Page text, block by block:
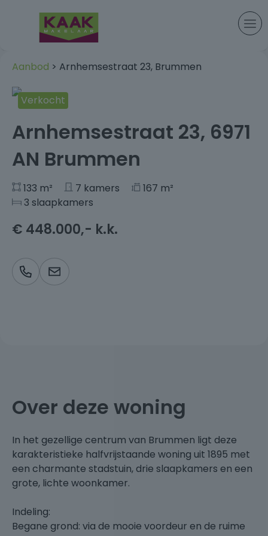
Aanbod > Arnhemsestraat 23, Brummen
Verkocht
+49
Arnhemsestraat 23, 6971
AN Brummen
133 m² 7 kamers
167 m²
3 slaapkamers
€ 448.000,- k.k.
Over deze woning
In het gezellige centrum van Brummen ligt deze
karakteristieke halfvrijstaande woning uit 1895 met
een charmante stadstuin, drie slaapkamers en een
grote, lichte woonkamer.
Indeling:
Begane grond: via de mooie voordeur en de ruime